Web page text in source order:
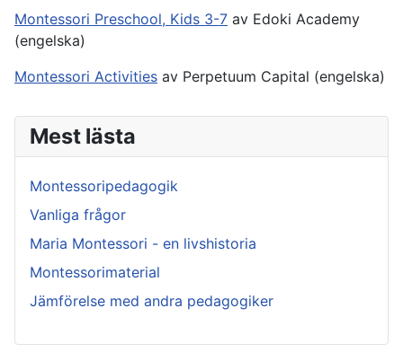
Montessori Preschool, Kids 3-7 av Edoki Academy
(engelska)
Montessori Activities av Perpetuum Capital (engelska)
Mest lästa
Montessoripedagogik
Vanliga frågor
Maria Montessori - en livshistoria
Montessorimaterial
Jämförelse med andra pedagogiker